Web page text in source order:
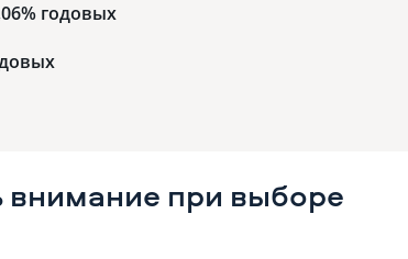
годовых
внимание при выборе